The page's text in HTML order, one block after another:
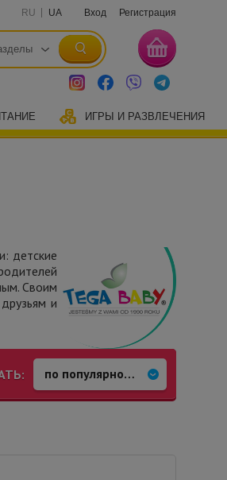
RU UA Вход Регистрация
ИГРЫ И РАЗВЛЕЧЕНИЯ
детские
Своим
и